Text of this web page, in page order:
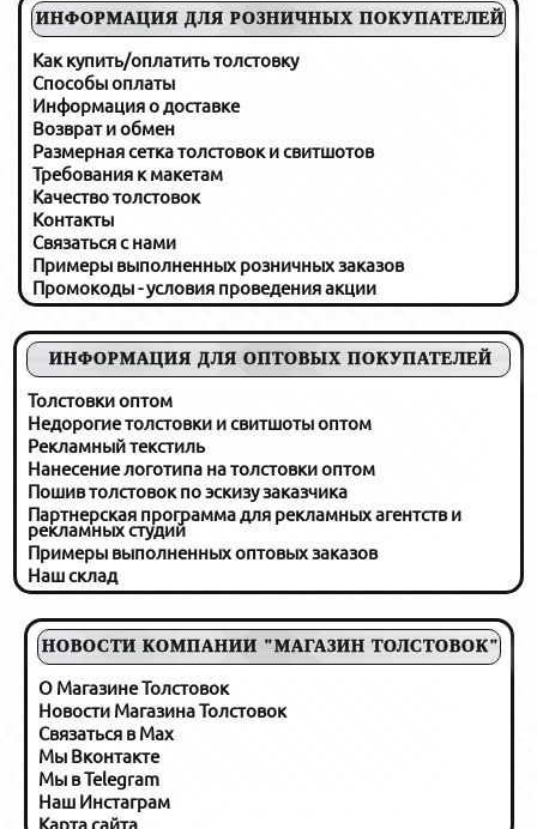
ИНФОРМАЦИЯ ДЛЯ РОЗНИЧНЫХ ПОКУПАТЕЛЕЙ
Как купить/оплатить толстовку
Способы оплаты
Информация о доставке
Возврат и обмен
Размерная сетка толстовок и свитшотов
Требования к макетам
Качество толстовок
Контакты
Связаться с нами
Примеры выполненных розничных заказов
Промокоды - условия проведения акции
ИНФОРМАЦИЯ ДЛЯ ОПТОВЫХ ПОКУПАТЕЛЕЙ
Толстовки оптом
Недорогие толстовки и свитшоты оптом
Рекламный текстиль
Нанесение логотипа на толстовки оптом
Пошив толстовок по эскизу заказчика
Партнерская программа для рекламных агентств и
рекламных студий
Примеры выполненных оптовых заказов
Наш склад
НОВОСТИ КОМПАНИИ "МАГАЗИН ТОЛСТОВОК"
О Магазине Толстовок
Новости Магазина Толстовок
Связаться в Max
Мы Вконтакте
Мы в Telegram
Наш Инстаграм
Карта сайта